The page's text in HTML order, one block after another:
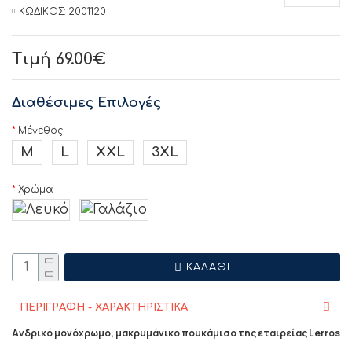
Τιμή 69.00€
ΚΩΔΙΚΟΣ: 2001120
Διαθέσιμες Επιλογές
Μέγεθος
M L XXL 3XL
Χρώμα
ΚΑΛΆΘΙ
ΠΕΡΙΓΡΑΦΗ - ΧΑΡΑΚΤΗΡΙΣΤΙΚΑ
Ανδρικό μονόχρωμο, μακρυμάνικο πουκάμισο της εταιρείας Lerros